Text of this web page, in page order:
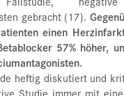
gebracht (17).
einen
57% höher,
heftig diskutiert und
Studie immer mit